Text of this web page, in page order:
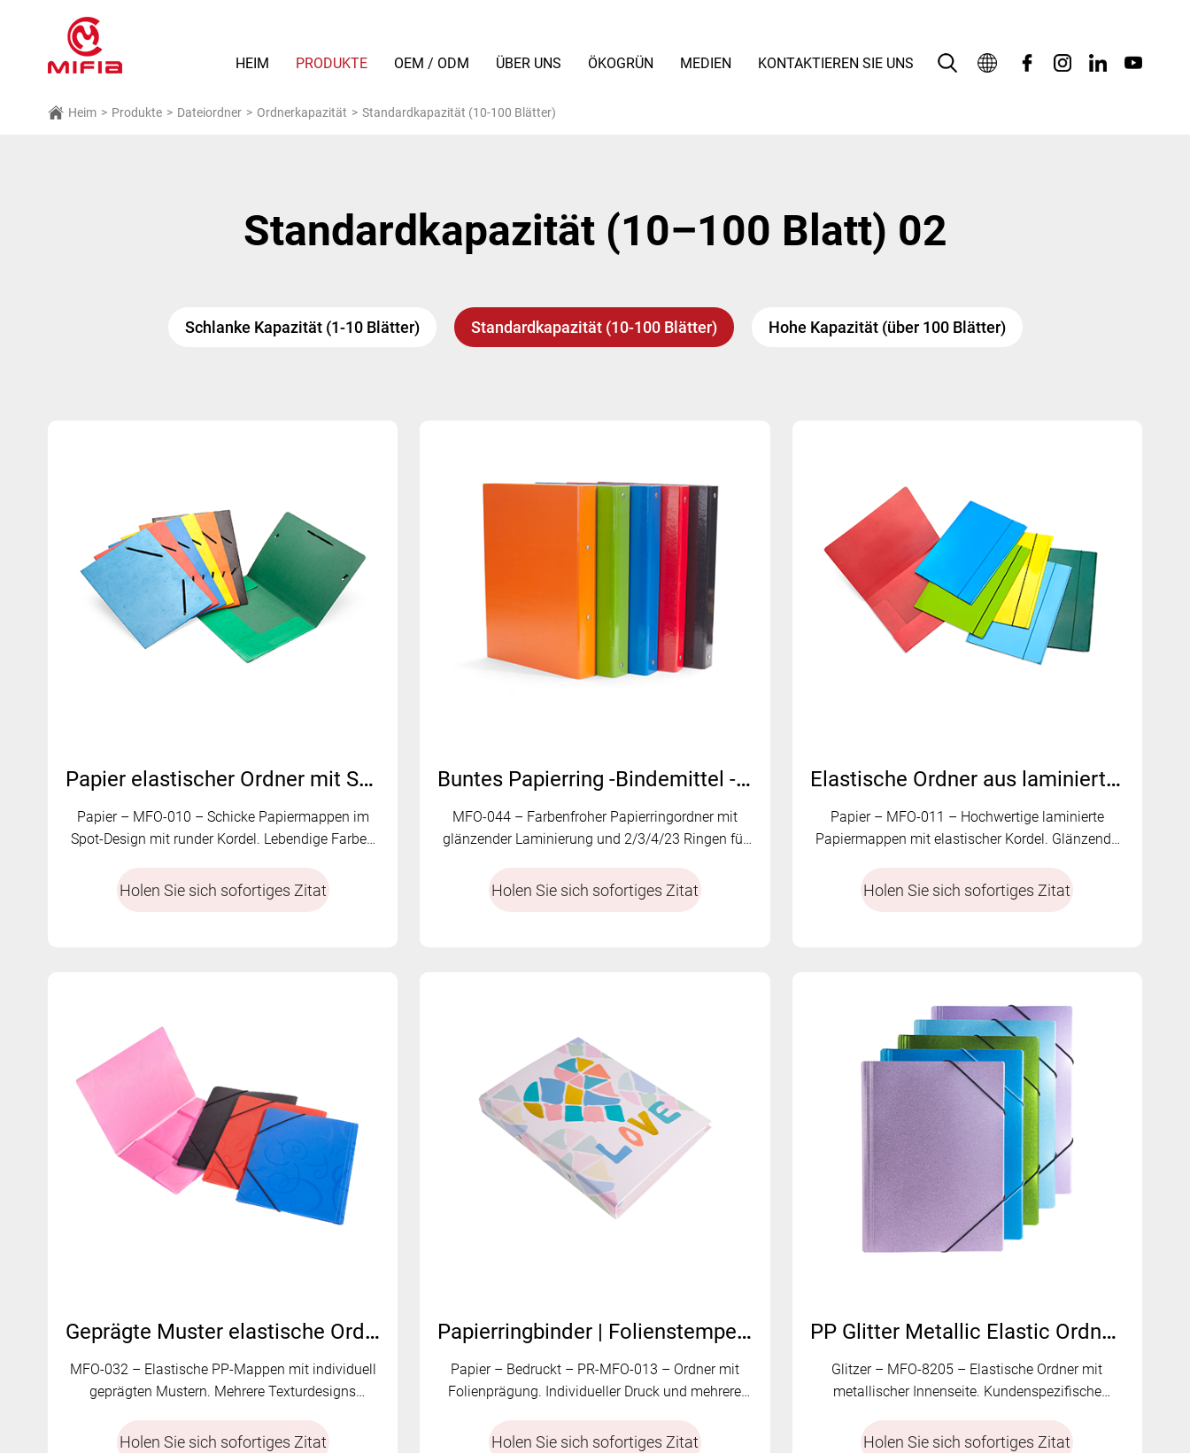
HEIM PRODUKTE OEM / ODM ÜBER UNS ÖKOGRÜN MEDIEN KONTAKTIEREN SIE UNS
Español
Heim > Produkte > Dateiordner > Ordnerkapazität > Standardkapazität (10-100 Blätter)
Standardkapazität (10–100 Blatt) 02
Schlanke Kapazität (1-10 Blätter) Standardkapazität (10-100 Blätter) Hohe Kapazität (über 100 Blätter)
Papier elastischer Ordner mit Spot -Design | MFO-010
Papier – MFO-010 – Schicke Papiermappen im
Spot-Design mit runder Kordel. Lebendige Farben
Holen Sie sich sofortiges Zitat
Buntes Papierring -Bindemittel - glänzend laminiert | MFO-044
MFO-044 – Farbenfroher Papierringordner mit
glänzender Laminierung und 2/3/4/23 Ringen für
Holen Sie sich sofortiges Zitat
Elastische Ordner aus laminiertem Papier | MFO-011
Papier – MFO-011 – Hochwertige laminierte
Papiermappen mit elastischer Kordel. Glänzende
Holen Sie sich sofortiges Zitat
Geprägte Muster elastische Ordner | MFO-032
MFO-032 – Elastische PP-Mappen mit individuell
geprägten Mustern. Mehrere Texturdesigns
Holen Sie sich sofortiges Zitat
Papierringbinder | Folienstempel | Anpassbare Ringoptionen | PR-MFO-013
Papier – Bedruckt – PR-MFO-013 – Ordner mit
Folienprägung. Individueller Druck und mehrere
Holen Sie sich sofortiges Zitat
PP Glitter Metallic Elastic Ordner | MFO-8205
Glitzer – MFO-8205 – Elastische Ordner mit
metallischer Innenseite. Kundenspezifische
erhältlich.
Holen Sie sich sofortiges Zitat